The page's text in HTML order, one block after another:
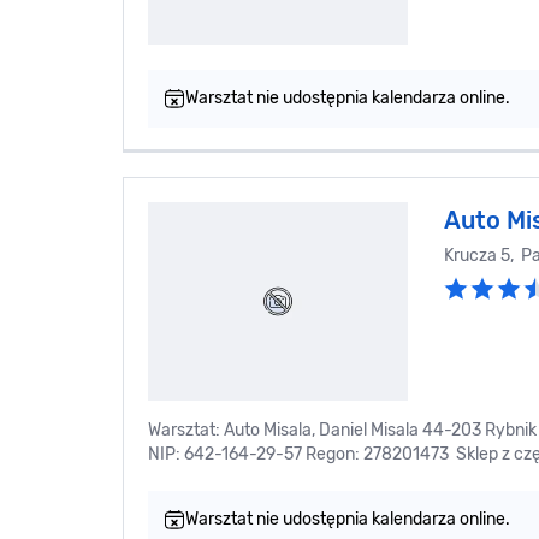
Warsztat nie udostępnia kalendarza online.
Auto
Krucza 5,
Warsztat: Auto Misala, Daniel Misala 44-203
NIP: 642-164-29-57 Regon: 278201473 Sklep z
Warsztat nie udostępnia kalendarza online.